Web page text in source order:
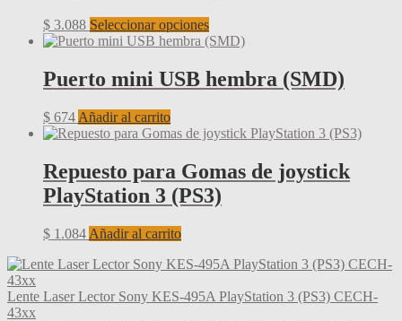
$ 3.088 Seleccionar opcionesEste
producto
múltiples
variantes.
se
elegir
en
la
Puerto mini USB hembra (SMD)
$ 674 Añadir al carrito
Repuesto para Gomas de joystick
PlayStation 3 (PS3)
$ 1.084 Añadir al carrito
Lente Laser Lector Sony KES-495A PlayStation 3 (PS3) CECH-
43xx